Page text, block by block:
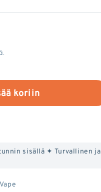
koriin
sisällä ✦ Turvallinen ja